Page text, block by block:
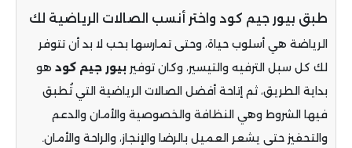
طبق بيور جيم كود واختر أنسب الصالات الرياضية لك
الرياضة هي أسلوب حياة، وحتى تمارسها بحب لا بد أن تتوفر
لك كل سبل الترفيه والتيسير، وكان توفير بيور جيم كود هو
بداية الطريق، ثم إتاحة أفضل الصالات الرياضية التي تُطبق
فيها الشروط وهي النظافة والخصوصية والأمان والدعم
والتحفيز حتى يشعر العميل بالرضا والإنجاز، والراحة والأمان.